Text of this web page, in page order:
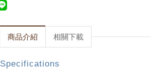
商品介紹 相關下載
Specifications